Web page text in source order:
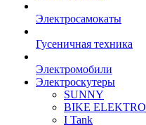
Электросамокаты
Гусеничная техника
Электромобили
Электроскутеры
SUNNY
BIKE ELEKTRO
I Tank